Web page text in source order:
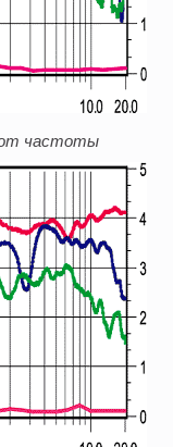
частоты